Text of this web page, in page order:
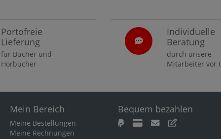
Portofreie
Lieferung
für Bücher und
Hörbücher
Individuelle
Beratung
durch unsere
Mitarbeiter vor
Mein Bereich
Meine Bestellungen
Meine Rechnungen
Bequem bezahlen